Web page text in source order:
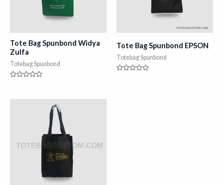
Tote Bag Spunbond Widya
Zulfa
Totebag Spunbond
Tote Bag Spunbond EPSON
Totebag Spunbond